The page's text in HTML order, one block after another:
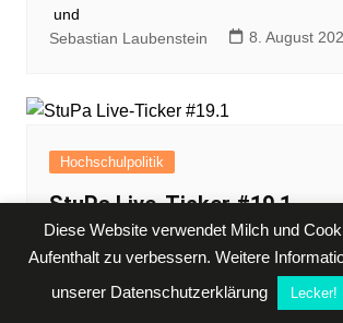
und
Sebastian Laubenstein
8. August
Hochschulpolitik
StuPa Live-Ticker #19.1
Philipp Müller 22. Juli 2026 0
Diese Website verwendet Milch und
Aufenthalt zu verbessern. Weitere
unserer Datenschutzerklärung
Lecker!